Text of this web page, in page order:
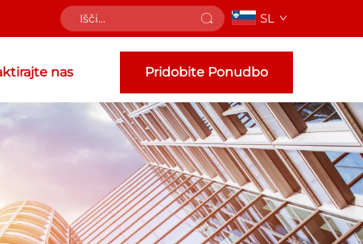
SL
nas Pridobite Ponudbo